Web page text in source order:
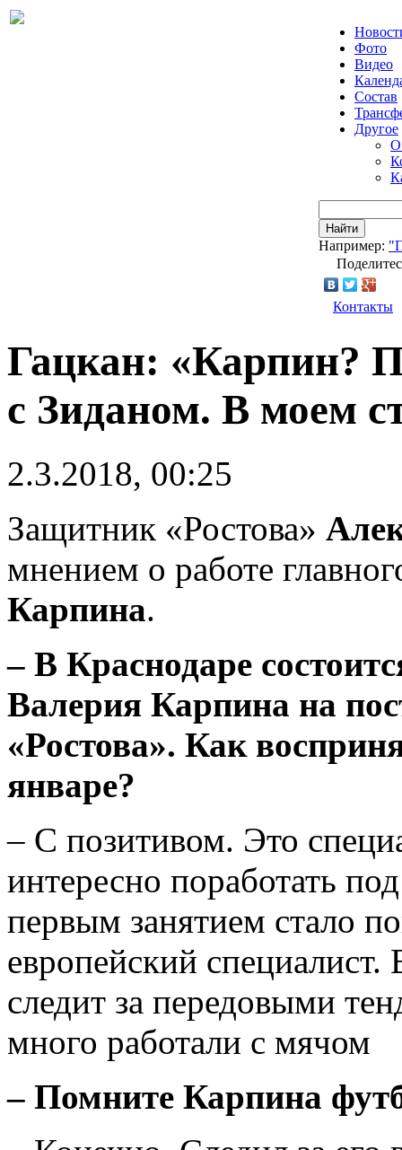
Фото
Видео
Состав
Другое
О
Найти
Например:
Контакты
Гацкан: «Карпин?
с Зиданом. В моем
2.3.2018, 00:25
Защитник «Ростова»
мнением о работе
Карпина.
– В Краснодаре
Валерия Карпина на
«Ростова». Как
январе?
– С позитивом. Это
интересно поработать
первым занятием стало
европейский
следит за передовыми
много работали с мячом
– Помните Карпина